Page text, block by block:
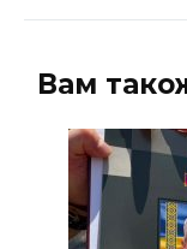
Вам